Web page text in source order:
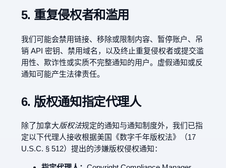
5. 重复侵权者和滥用
我们可能会禁用链接、移除或限制内容、暂停账户、吊
销 API 密钥、禁用域名，以及终止重复侵权者或提交滥
用性、欺诈性或实质不完整通知的用户。虚假通知或反
通知可能产生法律责任。
6. 版权通知指定代理人
除了加拿大版权法规定的通知与通知制度外，我们已指
定以下代理人接收根据美国《数字千年版权法》（17
U.S.C. § 512）提出的涉嫌版权侵权通知：